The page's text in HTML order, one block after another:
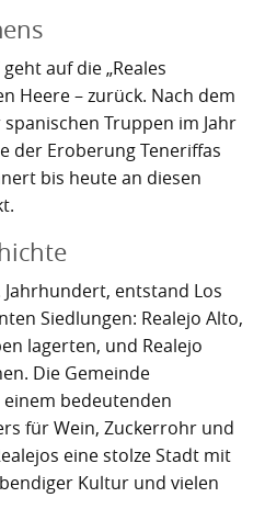
von Güímar
um die Kanarischen
de Abona
de Isora
los Vinos
Orotava
de Acentejo
Silos
und die Logik der Angst
und Kalenderwissen
der Guanchen
und heilige Schluchten
Inseln unterwarf
um Teneriffa
Teneriffa
im 16. Jahrhundert
Le Clerc
Pargo
1706
Santa Cruz 1797
1846
statt Show
legal vermieten
Ferienhaus?
Schildlaus
und Quantenwunder
Teneriffas
die stille Logik Teneriffas
Tsunami-Erzählung
auf die „Reales
Heere – zurück. Nach dem
Truppen im Jahr
der Eroberung Teneriffas
bis heute an diesen
entstand Los
Siedlungen: Realejo Alto,
lagerten, und Realejo
Die Gemeinde
bedeutenden
für Wein, Zuckerrohr und
eine stolze Stadt mit
Kultur und vielen